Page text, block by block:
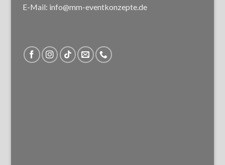
E-Mail: info@mm-eventkonzepte.de